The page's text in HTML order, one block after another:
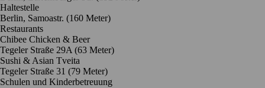
Haltestelle
Berlin, Samoastr. (160 Meter)
Restaurants
Chibee Chicken & Beer
Tegeler Straße 29A (63 Meter)
Sushi & Asian Tveita
Tegeler Straße 31 (79 Meter)
Schulen und Kinderbetreuung